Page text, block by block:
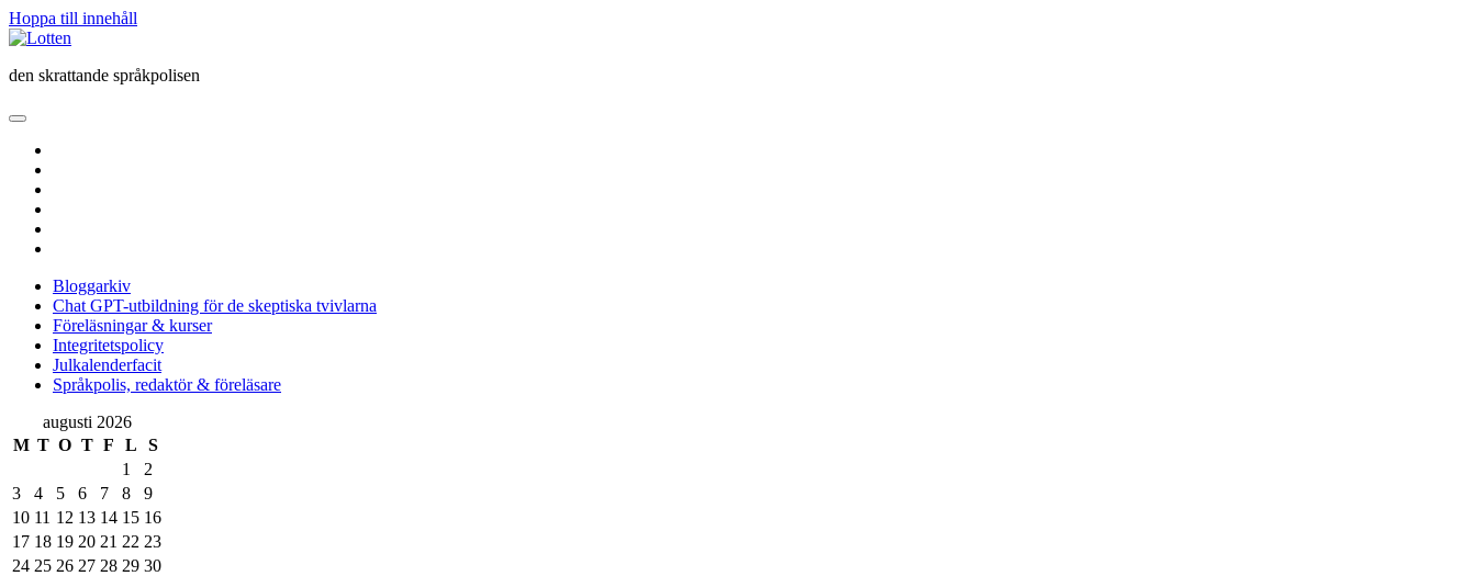
Hoppa till innehåll
Lotten
den skrattande språkpolisen
öppna
meny
Bloggarkiv
Chat GPT-utbildning för de skeptiska tvivlarna
Föreläsningar & kurser
Integritetspolicy
Julkalenderfacit
Språkpolis, redaktör & föreläsare
Sidopanel
augusti 2026
M T O T F L
S
1
2
3
4 5 6 7 8
9
10 11 12 13 14 15 16
17 18 19 20 21 22 23
24 25 26 27 28 29 30